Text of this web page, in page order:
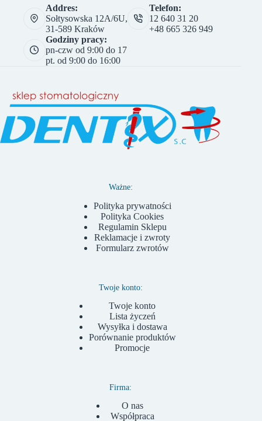
Addres:
Sołtysowska 12A/6U,
31-589 Kraków
Telefon:
12 640 31 20
+48 665 326 949
Godziny pracy:
pn-czw od 9:00 do 17
pt. od 9:00 do 16:00
Ważne:
Polityka prywatności
Polityka Cookies
Regulamin Sklepu
Reklamacje i zwroty
Formularz zwrotów
Twoje konto:
Twoje konto
Lista życzeń
Wysyłka i dostawa
Porównanie produktów
Promocje
Firma:
O nas
Współpraca